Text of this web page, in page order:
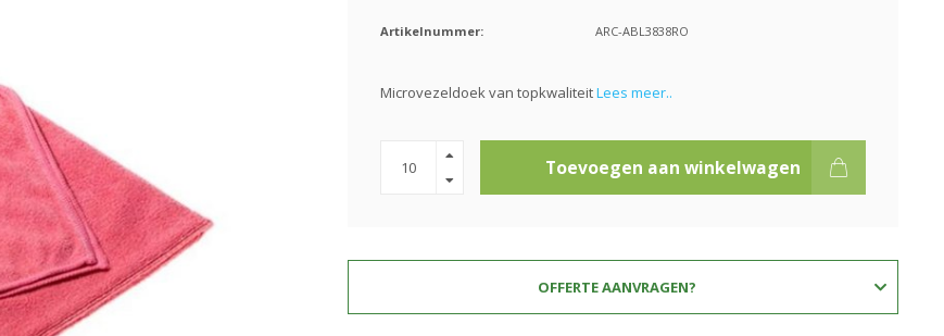
Artikelnummer: ARC-ABL3838RO
Microvezeldoek van topkwaliteitLees meer..
Toevoegen aan winkelwagen
OFFERTE AANVRAGEN?